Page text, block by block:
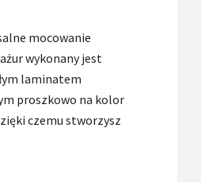
mocowanie
wykonany jest
laminatem
proszkowo na kolor
czemu stworzysz